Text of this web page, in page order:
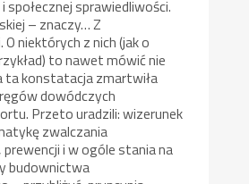
społecznej sprawiedliwości.
– znaczy… Z
O niektórych z nich (jak o
to nawet mówić nie
ta konstatacja zmartwiła
dowódczych
Przeto uradzili: wizerunek
zwalczania
i w ogóle stania na
budownictwa